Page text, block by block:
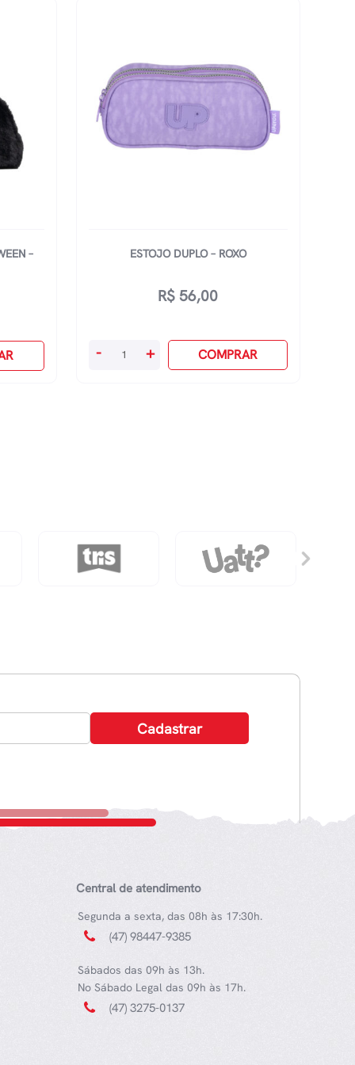
–
ESTOJO DUPLO – ROXO
R$ 56,00
Estojo
- + COMPRAR
Central de atendimento
Segunda a sexta, das 08h às 17:30h.
(47) 98447-9385
Sábados das 09h às 13h.
No Sábado Legal das 09h às 17h.
(47) 3275-0137